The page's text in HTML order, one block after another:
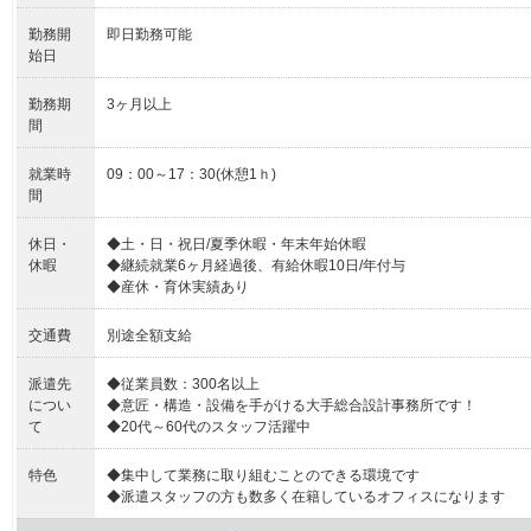
勤務開
始日
即日勤務可能
勤務期
間
3ヶ月以上
就業時
間
09：00～17：30(休憩1ｈ)
休日・
休暇
◆土・日・祝日/夏季休暇・年末年始休暇
◆継続就業6ヶ月経過後、有給休暇10日/年付与
◆産休・育休実績あり
交通費 別途全額支給
派遣先
につい
て
◆従業員数：300名以上
◆意匠・構造・設備を手がける大手総合設計事務所です！
◆20代～60代のスタッフ活躍中
特色
◆集中して業務に取り組むことのできる環境です
◆派遣スタッフの方も数多く在籍しているオフィスになります